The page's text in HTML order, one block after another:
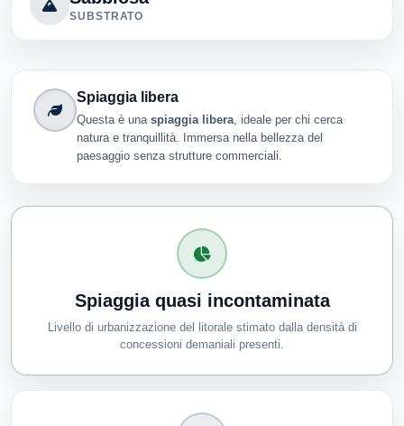
SUBSTRATO
Spiaggia libera
Questa è una spiaggia libera, ideale per chi cerca
natura e tranquillità. Immersa nella bellezza del
paesaggio senza strutture commerciali.
Spiaggia quasi incontaminata
Livello di urbanizzazione del litorale stimato dalla densità di
concessioni demaniali presenti.